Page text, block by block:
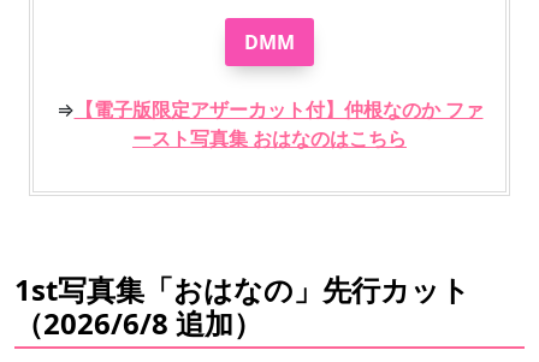
DMM
⇒ 【電子版限定アザーカット付】仲根なのか ファ
ースト写真集 おはなのはこちら
1st写真集「おはなの」先行カット
（2026/6/8 追加）